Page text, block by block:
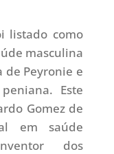
listado como
masculina
de Peyronie e
Este
Gomez de
em saúde
dos